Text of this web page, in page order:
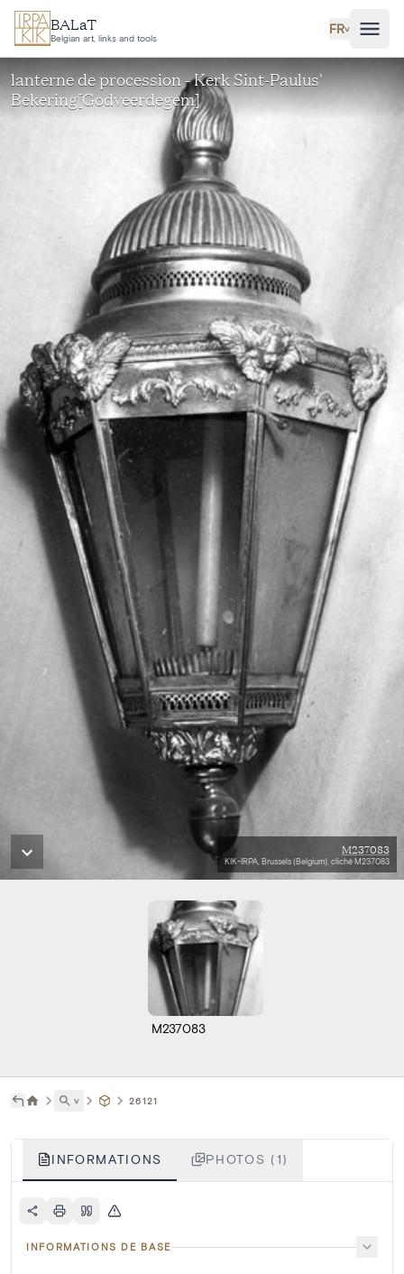
Aller au contenu principal
BALaT
Belgian art, links and tools
FR˅
lanterne de procession - Kerk Sint-Paulus'
Bekering[Godveerdegem]
M237083
KIK-IRPA, Brussels (Belgium), cliché M237083
M237083
˅ 26121
INFORMATIONS PHOTOS (1)
INFORMATIONS DE BASE